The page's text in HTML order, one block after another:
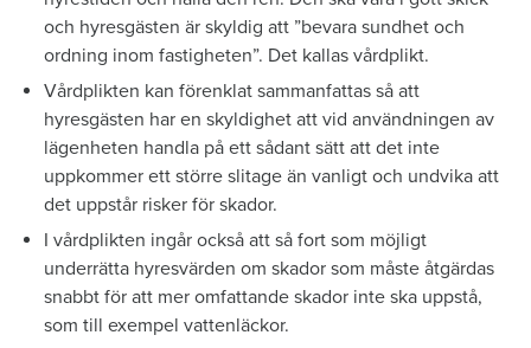
och hyresgästen är skyldig att ”bevara sundhet och
ordning inom fastigheten”. Det kallas vårdplikt.
Vårdplikten kan förenklat sammanfattas så att
hyresgästen har en skyldighet att vid användningen av
lägenheten handla på ett sådant sätt att det inte
uppkommer ett större slitage än vanligt och undvika att
det uppstår risker för skador.
I vårdplikten ingår också att så fort som möjligt
underrätta hyresvärden om skador som måste åtgärdas
snabbt för att mer omfattande skador inte ska uppstå,
som till exempel vattenläckor.